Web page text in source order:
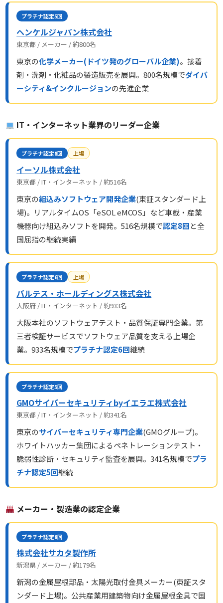
プラチナ認定5回
ヘンケルジャパン株式会社
東京都 / メーカー / 約800名
東京の化学メーカー(ドイツ発のグローバル企業)。接着
剤・洗剤・化粧品の製造販売を展開。800名規模でダイバ
ーシティ&インクルージョンの先進企業
IT・インターネット業界のリーダー企業
プラチナ認定8回 上場
イーソル株式会社
東京都 / IT・インターネット / 約516名
東京の組込みソフトウェア開発企業(東証スタンダード上
場)。リアルタイムOS「eSOL eMCOS」など車載・産業
機器向け組込みソフトを開発。516名規模で認定8回と全
国屈指の継続実績
プラチナ認定6回 上場
バルテス・ホールディングス株式会社
大阪府 / IT・インターネット / 約933名
大阪本社のソフトウェアテスト・品質保証専門企業。第
三者検証サービスでソフトウェア品質を支える上場企
業。933名規模でプラチナ認定6回継続
プラチナ認定5回
GMOサイバーセキュリティbyイエラエ株式会社
東京都 / IT・インターネット / 約341名
東京のサイバーセキュリティ専門企業(GMOグループ)。
ホワイトハッカー集団によるペネトレーションテスト・
脆弱性診断・セキュリティ監査を展開。341名規模でプラ
チナ認定5回継続
メーカー・製造業の認定企業
プラチナ認定8回
株式会社サカタ製作所
新潟県 / メーカー / 約179名
新潟の金属屋根部品・太陽光取付金具メーカー(東証スタ
ンダード上場)。公共産業用建築物向け金属屋根金具で国